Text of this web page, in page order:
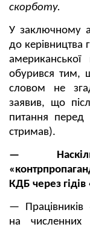
скорботу.
У заключному
до керівництва
американської
обурився тим,
словом не
заявив, що
питання перед
стримав).
—
КДБ через гідів
— Працівників
на численних